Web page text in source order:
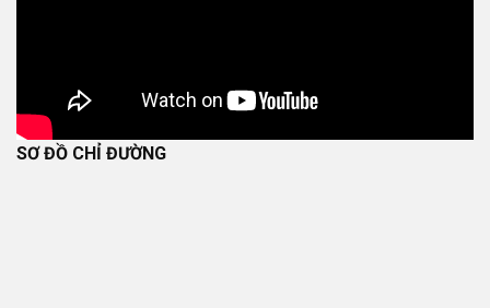
SƠ ĐỒ CHỈ ĐƯỜNG